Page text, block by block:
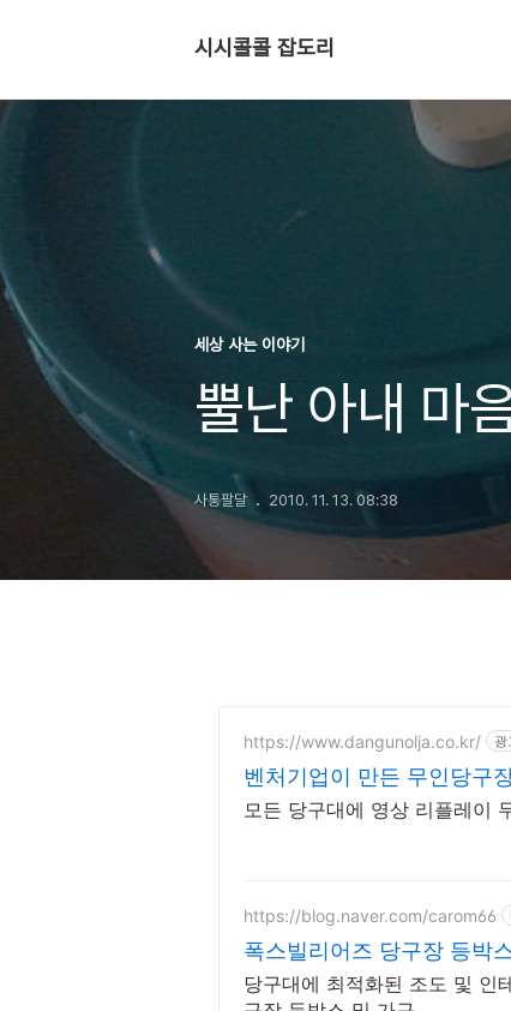
시시콜콜 잡도리
세상 사는 이야기
뿔난 아내 마
사통팔달 2010. 11. 13. 08:38
https://www.dangunolja.co.kr/ 광
벤처기업이 만든 무인당구
모든 당구대에 영상 리플레이
https://blog.naver.com/carom66
폭스빌리어즈 당구장 등박
당구대에 최적화된 조도 및 인